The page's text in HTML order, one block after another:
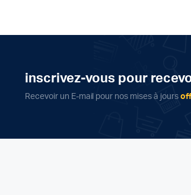
inscrivez-vous pour
Recevoir un E-mail pour nos mises à jours